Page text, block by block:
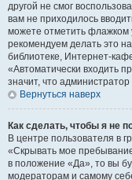
другой не смог
вам не приходилось
можете отметить флажком
рекомендуем делать это
библиотеке, Интернет-
«Автоматически входить
значит, что
Вернуться наверх
Как сделать, чтобы я не
В центре пользователя в
«Скрывать мое
в положение «Да», то вы
модераторам и самому